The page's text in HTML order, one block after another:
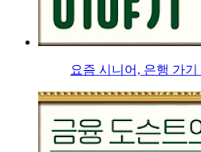
요즘 시니어, 은행 가